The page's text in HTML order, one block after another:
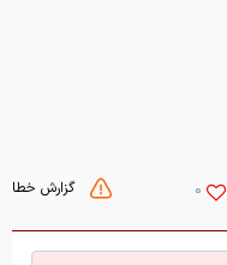
گزارش خطا 0